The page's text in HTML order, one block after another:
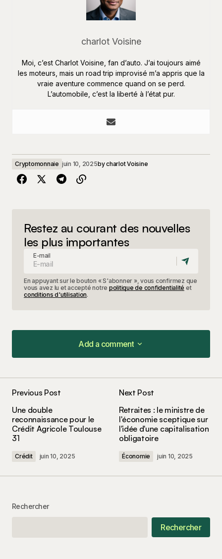
charlot Voisine
Moi, c’est Charlot Voisine, fan d’auto. J’ai toujours aimé
les moteurs, mais un road trip improvisé m’a appris que la
vraie aventure commence quand on se perd.
L’automobile, c’est la liberté à l’état pur.
Cryptomonnaie juin 10, 2025bycharlot Voisine
Restez au courant des nouvelles
les plus importantes
E-mail
En appuyant sur le bouton « S'abonner », vous confirmez que
vous avez lu et accepté notre politique de confidentialité et
conditions d'utilisation.
Add a comment
Add a comment
champs obligatoires sont indiqués avec*
Previous Post
Une double
reconnaissance pour le
Crédit Agricole Toulouse
31
Crédit juin 10, 2025
Next Post
Retraites : le ministre de
l'économie sceptique sur
l'idée d'une capitalisation
obligatoire
Économie juin 10, 2025
Rechercher
Rechercher